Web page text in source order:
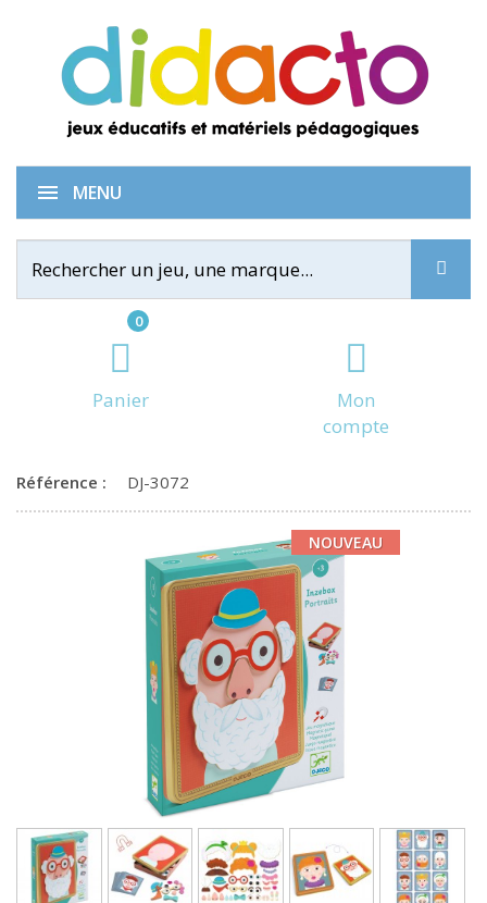
0
Panier
Mon
compte
MENU
Inzebox Portraits
Référence : DJ-3072
NOUVEAU